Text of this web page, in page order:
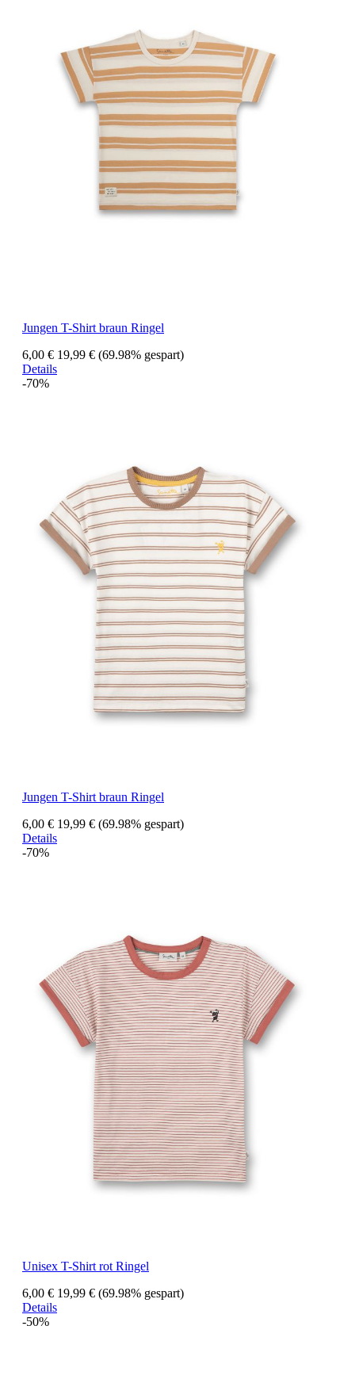
Jungen T-Shirt braun Ringel
6,00 € 19,99 € (69.98% gespart)
Details
-70%
Jungen T-Shirt braun Ringel
6,00 € 19,99 € (69.98% gespart)
Details
-70%
Unisex T-Shirt rot Ringel
6,00 € 19,99 € (69.98% gespart)
Details
-50%